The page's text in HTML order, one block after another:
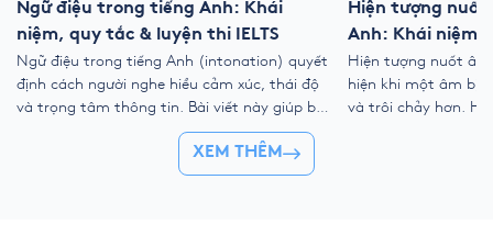
Ngữ điệu trong tiếng Anh: Khái
niệm, quy tắc & luyện thi IELTS
Ngữ điệu trong tiếng Anh (intonation) quyết
định cách người nghe hiểu cảm xúc, thái độ
và trọng tâm thông tin. Bài viết này giúp bạn
nắm rõ ngữ điệu lên xuống, trọng âm chính,
nhóm ý và cách áp dụng vào IELTS Speaking
để nói tự nhiên, mạch lạc và dễ đạt điểm
Hiện tượng
Anh: Khái niệm,
Hiện tượng nuốt
hiện khi một âm bị
và trôi chảy hơn.
XEM THÊM